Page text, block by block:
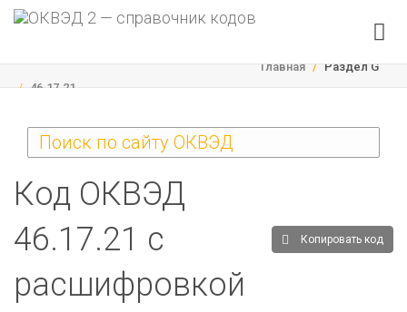
Главная(current)
Раздел G
46.17.21
Код ОКВЭД
46.17.21 с
расшифровкой
Копировать код